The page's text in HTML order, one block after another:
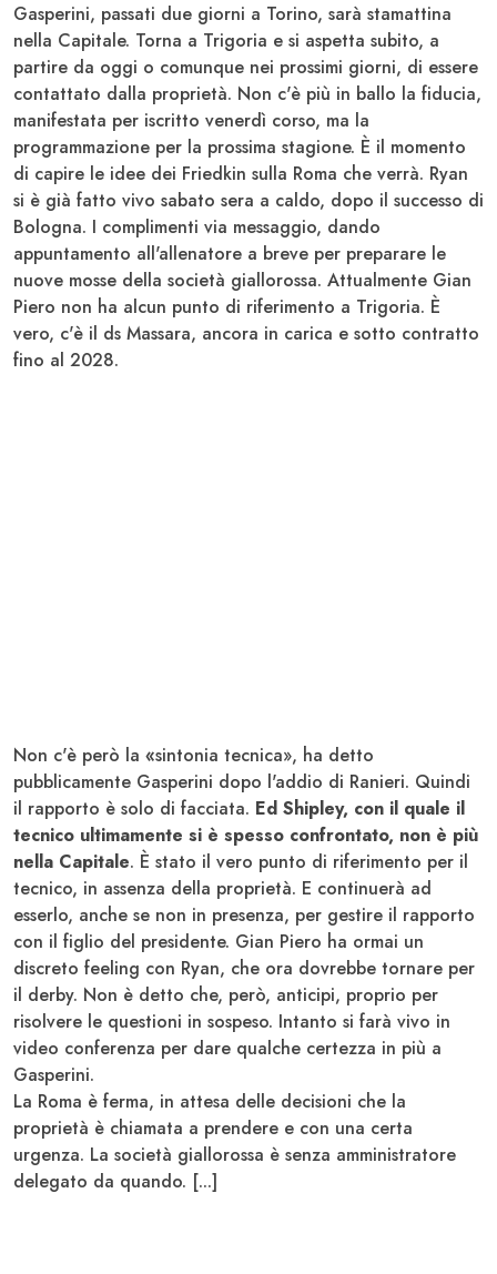
Gasperini, passati due giorni a Torino, sarà stamattina
nella Capitale. Torna a Trigoria e si aspetta subito, a
partire da oggi o comunque nei prossimi giorni, di essere
contattato dalla proprietà. Non c'è più in ballo la fiducia,
manifestata per iscritto venerdì corso, ma la
programmazione per la prossima stagione. È il momento
di capire le idee dei Friedkin sulla Roma che verrà. Ryan
si è già fatto vivo sabato sera a caldo, dopo il successo di
Bologna. I complimenti via messaggio, dando
appuntamento all'allenatore a breve per preparare le
nuove mosse della società giallorossa. Attualmente Gian
Piero non ha alcun punto di riferimento a Trigoria. È
vero, c'è il ds Massara, ancora in carica e sotto contratto
fino al 2028.
Non c'è però la «sintonia tecnica», ha detto
pubblicamente Gasperini dopo l'addio di Ranieri. Quindi
il rapporto è solo di facciata. Ed Shipley, con il quale il
tecnico ultimamente si è spesso confrontato, non è più
nella Capitale. È stato il vero punto di riferimento per il
tecnico, in assenza della proprietà. E continuerà ad
esserlo, anche se non in presenza, per gestire il rapporto
con il figlio del presidente. Gian Piero ha ormai un
discreto feeling con Ryan, che ora dovrebbe tornare per
il derby. Non è detto che, però, anticipi, proprio per
risolvere le questioni in sospeso. Intanto si farà vivo in
video conferenza per dare qualche certezza in più a
Gasperini.
La Roma è ferma, in attesa delle decisioni che la
proprietà è chiamata a prendere e con una certa
urgenza. La società giallorossa è senza amministratore
delegato da quando. [...]